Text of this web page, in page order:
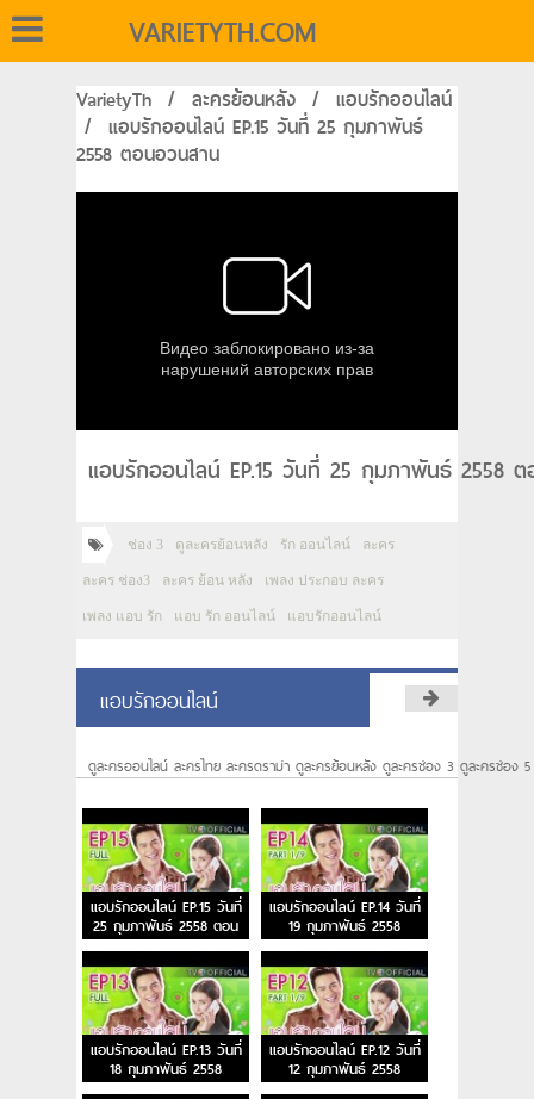
VARIETYTH.COM
VarietyTh / ละครย้อนหลัง / แอบรักออนไลน์
/ แอบรักออนไลน์ EP.15 วันที่ 25 กุมภาพันธ์
2558 ตอนอวนสาน
แอบรักออนไลน์ EP.15 วันที่ 25 กุมภาพันธ์ 2558
ช่อง 3 ดูละครย้อนหลัง รัก ออนไลน์ ละคร
ละคร ช่อง3 ละคร ย้อน หลัง เพลง ประกอบ ละคร
เพลง แอบ รัก แอบ รัก ออนไลน์ แอบรักออนไลน์
แอบรักออนไลน์
ดูละครออนไลน์ ละครไทย ละครดราม่า ดูละครย้อนหลัง ดูละครช่อง 3 ดูละครช่อง
แอบรักออนไลน์ EP.15 วันที่
25 กุมภาพันธ์ 2558 ตอน
อวนสาน
แอบรักออนไลน์ EP.14 วันที่
19 กุมภาพันธ์ 2558
แอบรักออนไลน์ EP.13 วันที่
18 กุมภาพันธ์ 2558
แอบรักออนไลน์ EP.12 วันที่
12 กุมภาพันธ์ 2558